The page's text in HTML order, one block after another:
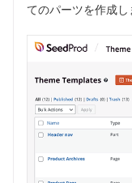
てのパーツを作成し